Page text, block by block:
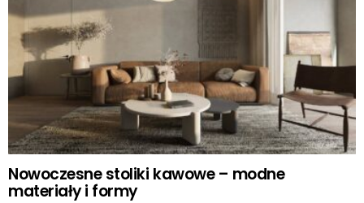
Nowoczesne stoliki kawowe – modne
materiały i formy